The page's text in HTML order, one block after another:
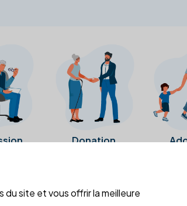
Donation
de l'office notarial. Ils n'ont ni été
site et vous offrir la meilleure